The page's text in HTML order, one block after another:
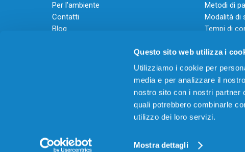
Questo sito web utilizza i
Utilizziamo i cookie per
media e per analizzare il
nostro sito con i nostri partner
quali potrebbero combinarle
utilizzo dei loro servizi.
Mostra dettagli
Per l’ambiente
Contatti
Blog
Guadagna con il Dropship
Metodi di
Modalità di
Tempi di
Powered by